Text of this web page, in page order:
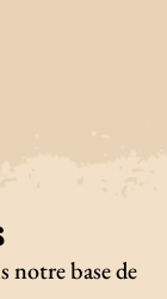
notre base de